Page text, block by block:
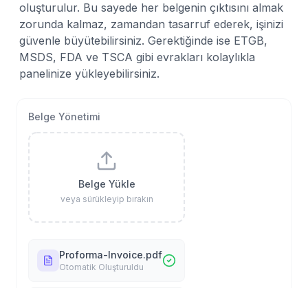
oluşturulur. Bu sayede her belgenin çıktısını almak
zorunda kalmaz, zamandan tasarruf ederek, işinizi
güvenle büyütebilirsiniz. Gerektiğinde ise ETGB,
MSDS, FDA ve TSCA gibi evrakları kolaylıkla
panelinize yükleyebilirsiniz.
Belge Yönetimi
Belge Yükle
veya sürükleyip bırakın
Proforma-Invoice.pdf
Otomatik Oluşturuldu
Proforma Fatura
Gönderinize ait proforma